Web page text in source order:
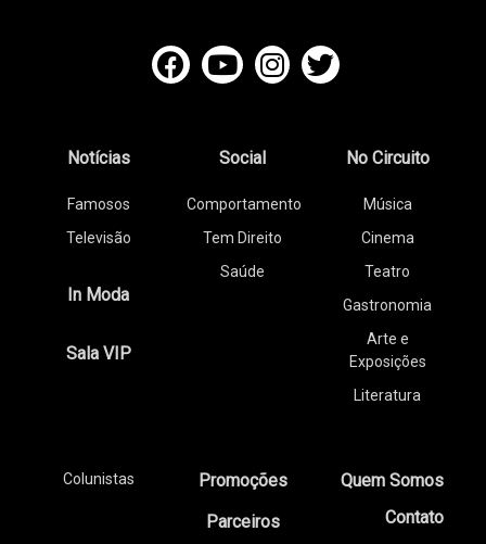
Notícias
Famosos
Televisão
In Moda
Sala VIP
Social
Comportamento
Tem Direito
Saúde
No Circuito
Música
Cinema
Teatro
Gastronomia
Arte e
Exposições
Literatura
Colunistas
Promoções
Parceiros
Quem Somos
Contato